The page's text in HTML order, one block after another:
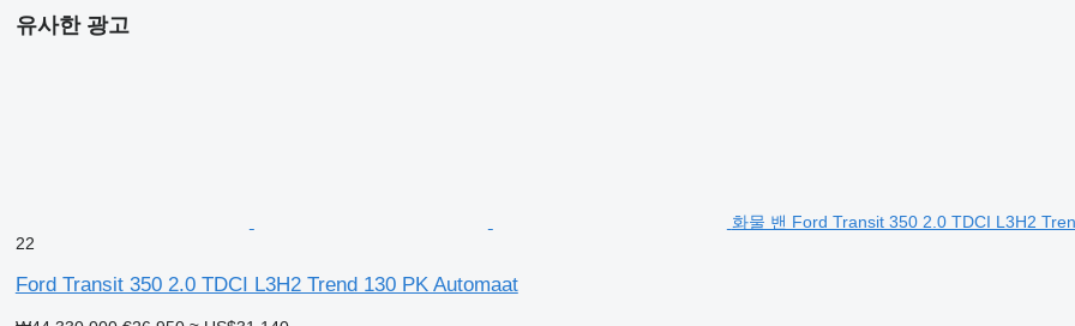
Number of doors: 5
Model range: Feb 2022 - 2026
Charging connector: Type 2
유사한 광고
화물 밴 Ford Transit 350 2.0 TDCI L3H2
22
Ford Transit 350 2.0 TDCI L3H2 Trend 130 PK Automaat